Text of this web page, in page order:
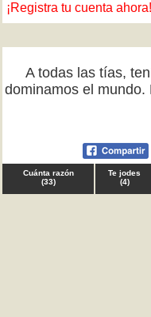
¡Registra tu cuenta ahora!
A todas las tías,
dominamos el mundo.
Cuánta razón
(33)
Te jodes
(4)